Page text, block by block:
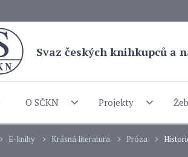
Svaz českých knihkupců a
O SČKN Projekty
E-knihy Krásná literatura Próza